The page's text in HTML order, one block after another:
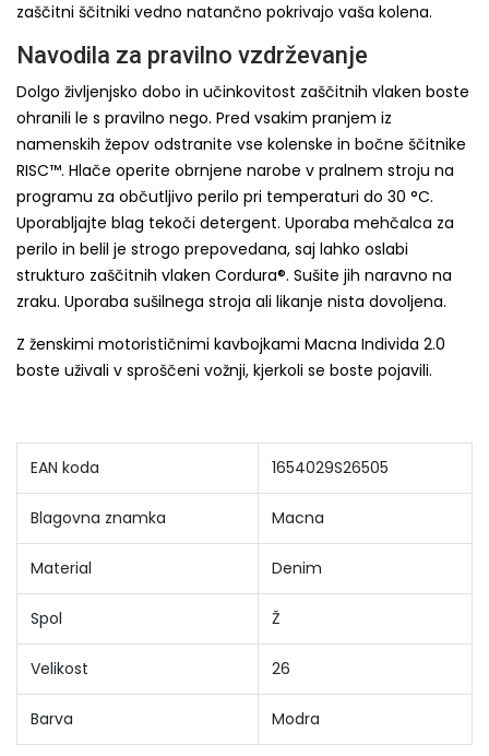
zaščitni ščitniki vedno natančno pokrivajo vaša kolena.
Navodila za pravilno vzdrževanje
Dolgo življenjsko dobo in učinkovitost zaščitnih vlaken boste
ohranili le s pravilno nego. Pred vsakim pranjem iz
namenskih žepov odstranite vse kolenske in bočne ščitnike
RISC™. Hlače operite obrnjene narobe v pralnem stroju na
programu za občutljivo perilo pri temperaturi do 30 °C.
Uporabljajte blag tekoči detergent. Uporaba mehčalca za
perilo in belil je strogo prepovedana, saj lahko oslabi
strukturo zaščitnih vlaken Cordura®. Sušite jih naravno na
zraku. Uporaba sušilnega stroja ali likanje nista dovoljena.
Z ženskimi motorističnimi kavbojkami Macna Individa 2.0
boste uživali v sproščeni vožnji, kjerkoli se boste pojavili.
EAN koda 1654029S26505
Blagovna znamka Macna
Material Denim
Spol Ž
Velikost 26
Barva Modra